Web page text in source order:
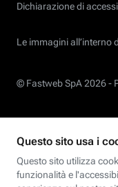
Dichiarazione di
Le immagini all’interno
© Fastweb SpA 2026 -